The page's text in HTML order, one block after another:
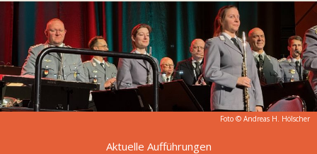
Foto © Andreas H. Hölscher
Aktuelle Aufführungen